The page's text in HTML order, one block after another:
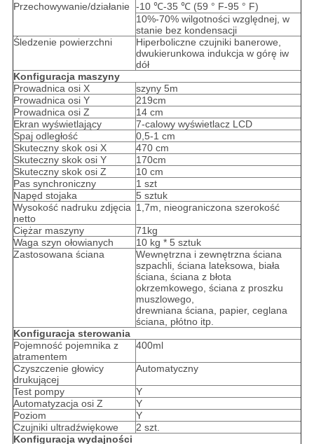
Przechowywanie/działanie
-10 ℃-35 ℃ (59 ° F-95 ° F)
10%-70% wilgotności względnej, w
stanie bez kondensacji
Śledzenie powierzchni
Hiperboliczne czujniki banerowe,
dwukierunkowa indukcja w górę iw
dół
Konfiguracja maszyny
Prowadnica osi X
szyny 5m
Prowadnica osi Y
219cm
Prowadnica osi Z
14 cm
Ekran wyświetlający
7-calowy wyświetlacz LCD
Spaj odległość
0,5-1 cm
Skuteczny skok osi X
470 cm
Skuteczny skok osi Y
170cm
Skuteczny skok osi Z
10 cm
Pas synchroniczny
1 szt
Napęd stojaka
5 sztuk
Wysokość nadruku zdjęcia
netto
1,7m, nieograniczona szerokość
Ciężar maszyny
71kg
Waga szyn ołowianych
10 kg * 5 sztuk
Zastosowana ściana
Wewnętrzna i zewnętrzna ściana
szpachli, ściana lateksowa, biała
ściana, ściana z błota
okrzemkowego, ściana z proszku
muszlowego,
drewniana ściana, papier, ceglana
ściana, płótno itp.
Konfiguracja sterowania
Pojemność pojemnika z
atramentem
400ml
Czyszczenie głowicy
drukującej
Automatyczny
Test pompy
Y
Automatyzacja osi Z
Y
Poziom
Y
Czujniki ultradźwiękowe
2 szt.
Konfiguracja wydajności